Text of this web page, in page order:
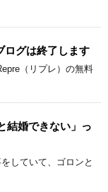
ログは終了します
（リプレ）の無料
結婚できない」っ
していて、ゴロンと